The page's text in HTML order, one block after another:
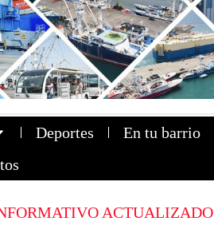
Deportes En tu barrio
ACTUALIZADO